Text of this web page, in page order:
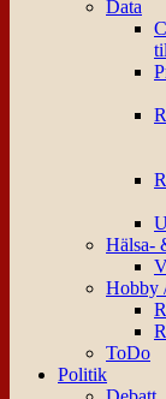
Data
Hälsa-
Hobby
ToDo
Politik